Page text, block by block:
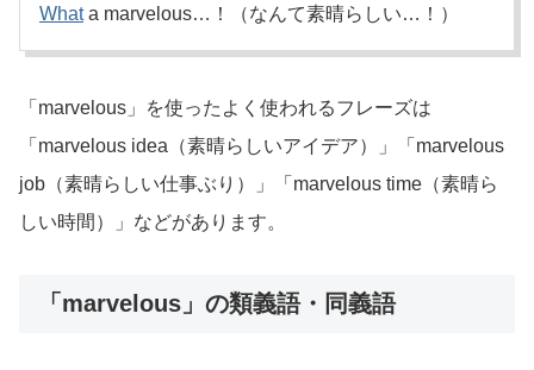
Whata marvelous…！（なんて素晴らしい…！）
「marvelous」を使ったよく使われるフレーズは
「marvelous idea（素晴らしいアイデア）」「marvelous
job（素晴らしい仕事ぶり）」「marvelous time（素晴ら
しい時間）」などがあります。
「marvelous」の類義語・同義語